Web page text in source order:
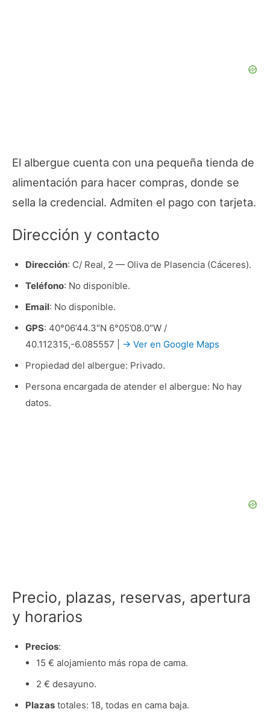
El albergue cuenta con una pequeña tienda de
alimentación para hacer compras, donde se
sella la credencial. Admiten el pago con tarjeta.
Dirección y contacto
Dirección: C/ Real, 2 — Oliva de Plasencia (Cáceres).
Teléfono: No disponible.
Email: No disponible.
GPS: 40°06’44.3″N 6°05’08.0″W /
40.112315,-6.085557 | → Ver en Google Maps
Propiedad del albergue: Privado.
Persona encargada de atender el albergue: No hay
datos.
Precio, plazas, reservas, apertura
y horarios
Precios:
15 € alojamiento más ropa de cama.
2 € desayuno.
Plazastotales: 18, todas en cama baja.